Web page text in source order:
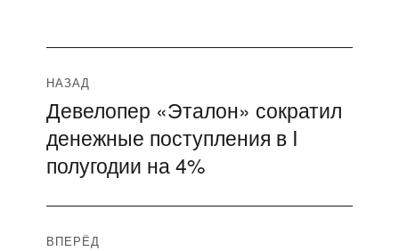
Навигация
по
записям
НАЗАД
Предыдущая
запись:
Девелопер «Эталон» сократил
денежные поступления в I
полугодии на 4%
ВПЕРЁД